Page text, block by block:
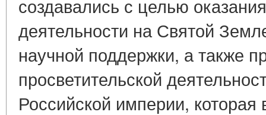
создавались с целью
деятельности на Святой
научной поддержки, а также
просветительской
Российской империи,